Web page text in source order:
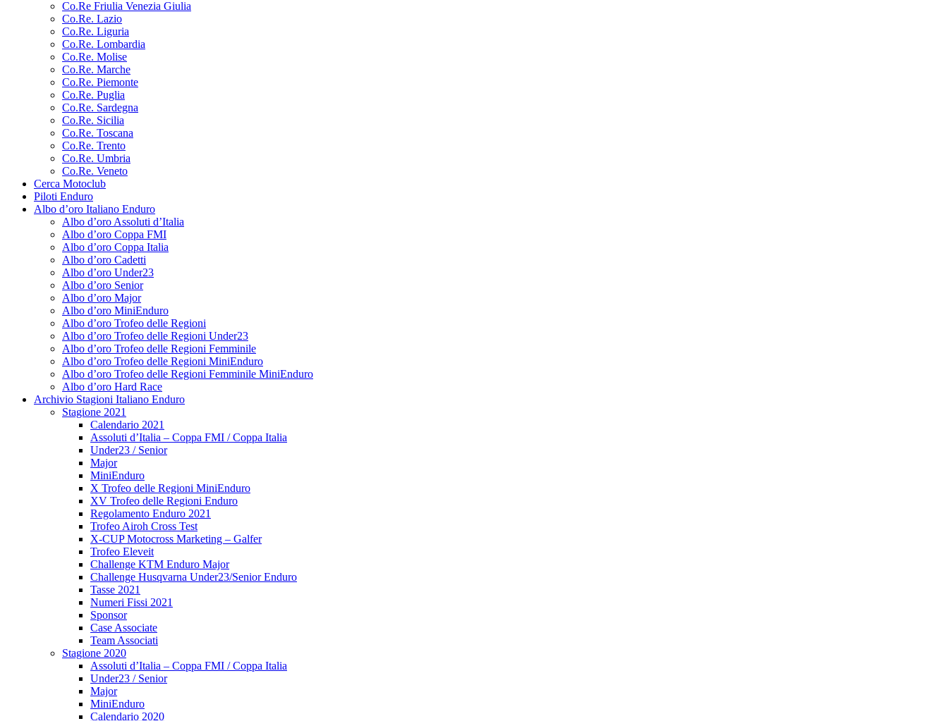
Co.Re Friulia Venezia Giulia
Co.Re. Lazio
Co.Re. Liguria
Co.Re. Lombardia
Co.Re. Molise
Co.Re. Marche
Co.Re. Piemonte
Co.Re. Puglia
Co.Re. Sardegna
Co.Re. Sicilia
Co.Re. Toscana
Co.Re. Trento
Co.Re. Umbria
Co.Re. Veneto
Cerca Motoclub
Piloti Enduro
Albo d’oro Italiano Enduro
Albo d’oro Assoluti d’Italia
Albo d’oro Coppa FMI
Albo d’oro Coppa Italia
Albo d’oro Cadetti
Albo d’oro Under23
Albo d’oro Senior
Albo d’oro Major
Albo d’oro MiniEnduro
Albo d’oro Trofeo delle Regioni
Albo d’oro Trofeo delle Regioni Under23
Albo d’oro Trofeo delle Regioni Femminile
Albo d’oro Trofeo delle Regioni MiniEnduro
Albo d’oro Trofeo delle Regioni Femminile MiniEnduro
Albo d’oro Hard Race
Archivio Stagioni Italiano Enduro
Stagione 2021
Calendario 2021
Assoluti d’Italia – Coppa FMI / Coppa Italia
Under23 / Senior
Major
MiniEnduro
X Trofeo delle Regioni MiniEnduro
XV Trofeo delle Regioni Enduro
Regolamento Enduro 2021
Trofeo Airoh Cross Test
X-CUP Motocross Marketing – Galfer
Trofeo Eleveit
Challenge KTM Enduro Major
Challenge Husqvarna Under23/Senior Enduro
Tasse 2021
Numeri Fissi 2021
Sponsor
Case Associate
Team Associati
Stagione 2020
Assoluti d’Italia – Coppa FMI / Coppa Italia
Under23 / Senior
Major
MiniEnduro
Calendario 2020